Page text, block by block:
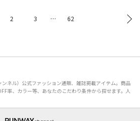
2 3 … 62
ンネル）公式ファッション通販、雑誌掲載アイテム。商品
率、カラー等、あなたのこだわり条件から探せます。人